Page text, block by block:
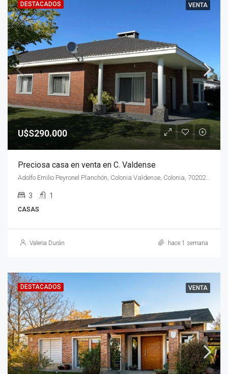
DESTACADOS VENTA
U$S290.000
Preciosa casa en venta en C. Valdense
3 1
CASAS
Valeria Durán hace 1 semana
DESTACADOS VENTA